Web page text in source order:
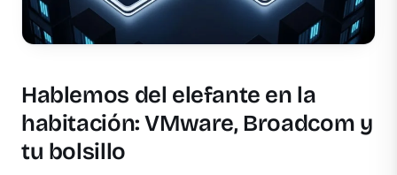
Hablemos del elefante en la
habitación: VMware, Broadcom y
tu bolsillo